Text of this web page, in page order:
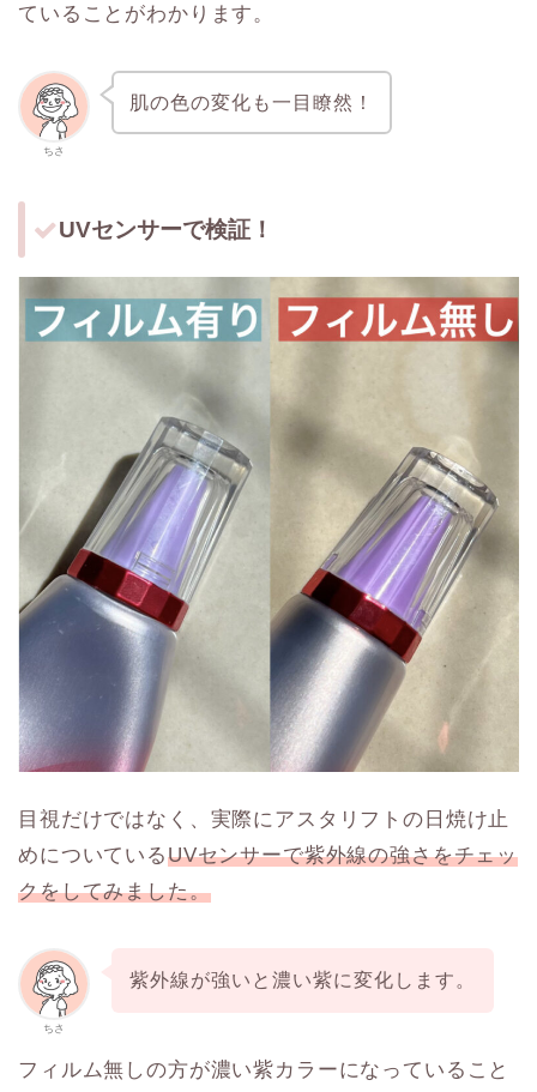
ていることがわかります。
ちさ
肌の色の変化も一目瞭然！
UVセンサーで検証！
目視だけではなく、実際にアスタリフトの日焼け止
めについているUVセンサーで紫外線の強さをチェッ
クをしてみました。
ちさ
紫外線が強いと濃い紫に変化します。
フィルム無しの方が濃い紫カラーになっていること